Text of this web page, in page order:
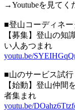
→Youtubeを見てく
■登山コーディネー
【募集】登山の知
い人あつまれ
youtu.be/
■山のサービス試行
【始動】登山仲間
者集まれ
youtu.be/